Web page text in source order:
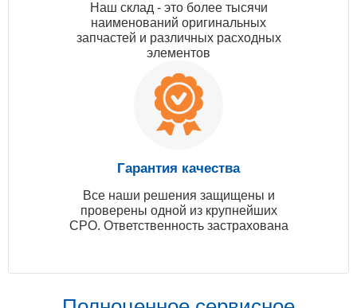
Наш склад - это более тысячи
наименований оригинальных
запчастей и различных расходных
элементов
Гарантия качества
Все наши решения защищены и
проверены одной из крупнейших
СРО. Ответственность застрахована